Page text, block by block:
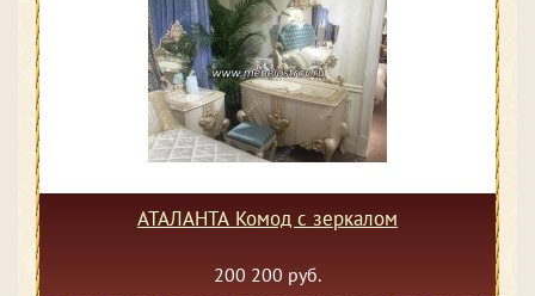
АТАЛАНТА Комод с зеркалом
200 200 руб.